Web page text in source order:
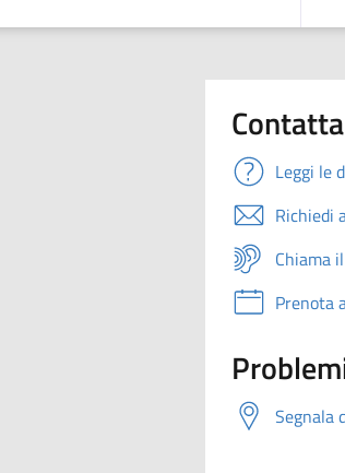
Leggi le
Richiedi
Chiama
Prenota
Segnala